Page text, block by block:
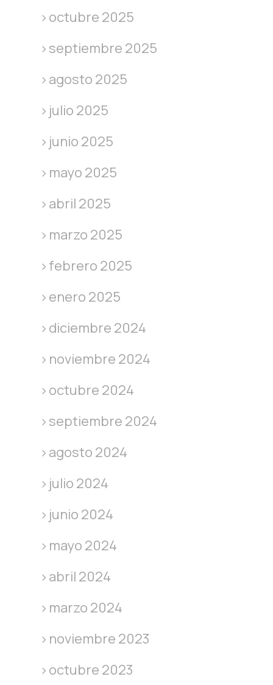
octubre 2025
septiembre 2025
agosto 2025
julio 2025
junio 2025
mayo 2025
abril 2025
marzo 2025
febrero 2025
enero 2025
diciembre 2024
noviembre 2024
octubre 2024
septiembre 2024
agosto 2024
julio 2024
junio 2024
mayo 2024
abril 2024
marzo 2024
noviembre 2023
octubre 2023